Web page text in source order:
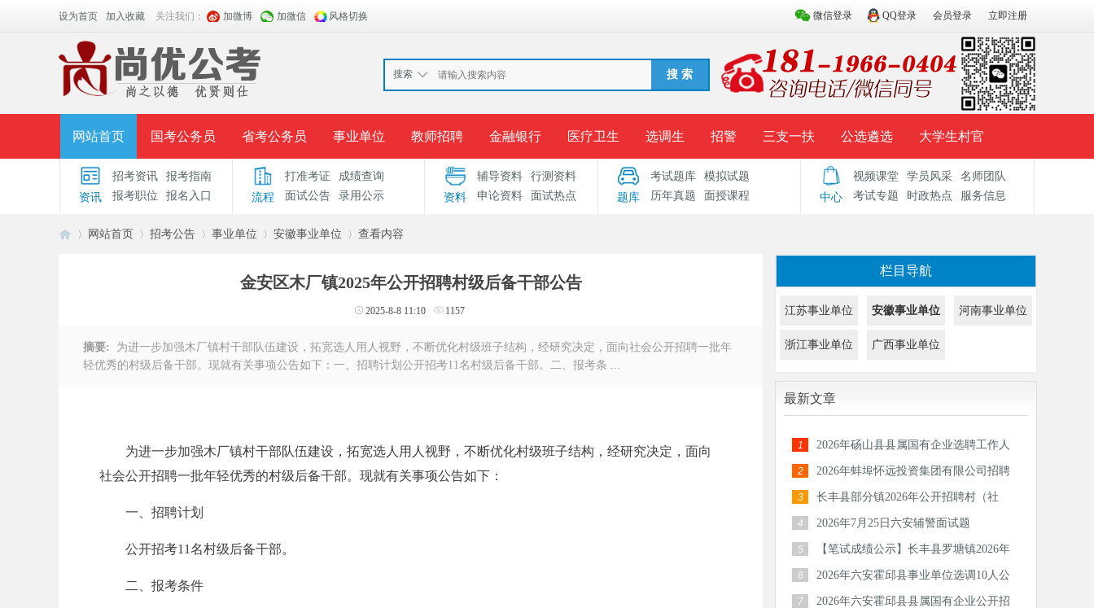
微信登录 QQ登录 会员登录 立即注册
设为首页 加入收藏 关注我们： 加微博 加微信 风格切换
搜索 搜 索
网站首页 国考公务员 省考公务员 事业单位 教师招聘 金融银行 医疗卫生 选调生 招警 三支一扶 公选遴选 大学生村官
面授课程 招考公告 面试公告 报考指导 准考证打印 成绩查询 录用公示 考试题库 辅导资料 历年真题 模拟试题
时政热点 视频课堂 名师团队 学员风采 考试专题
资讯
招考资讯
报考指南
报考职位
报名入口 流程
打准考证
成绩查询
面试公告
录用公示 资料
辅导资料
行测资料
申论资料
面试热点 题库
考试题库
模拟试题
历年真题
面授课程 中心
视频课堂 学员风采
名师团队
考试专题
时政热点 服务信息
网站首页 招考公告 事业单位 安徽事业单位 查看内容
金安区木厂镇2025年公开招聘村级后备干部公告
2025-8-8 11:10 1157
摘要: 为进一步加强木厂镇村干部队伍建设，拓宽选人用人视野，不断优化村级班子结构，经研究决定，面向社会公开招聘一批年
轻优秀的村级后备干部。现就有关事项公告如下：一、招聘计划公开招考11名村级后备干部。二、报考条 ...
为进一步加强木厂镇村干部队伍建设，拓宽选人用人视野，不断优化村级班子结构，经研究决定，面向
社会公开招聘一批年轻优秀的村级后备干部。现就有关事项公告如下：
一、招聘计划
公开招考11名村级后备干部。
二、报考条件
栏目导航
江苏事业单位 安徽事业单位 河南事业单位
浙江事业单位 广西事业单位
最新文章
1
2026年砀山县县属国有企业选聘工作人
员公告
2
2026年蚌埠怀远投资集团有限公司招聘
30人公
3
长丰县部分镇2026年公开招聘村（社
区）后备
4 2026年7月25日六安辅警面试题
5
【笔试成绩公示】长丰县罗塘镇2026年
公开招
6
2026年六安霍邱县事业单位选调10人公
告
7
2026年六安霍邱县县属国有企业公开招